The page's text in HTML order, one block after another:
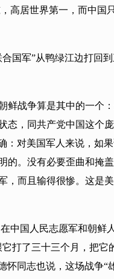
高居世界第一，而中
国军”从鸭绿江边打回
战争算是其中的一个
态，同共产党中国这个
对美国军人来说，如
的。没有必要歪曲和掩
，而且输得很惨。这是
中国人民志愿军和朝鲜
打了三十三个月，把它
怀同志也说，这场战争“